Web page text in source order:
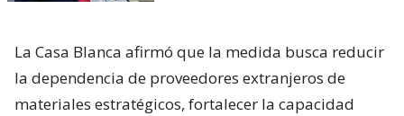
La Casa Blanca afirmó que la medida busca reducir
la dependencia de proveedores extranjeros de
materiales estratégicos, fortalecer la capacidad